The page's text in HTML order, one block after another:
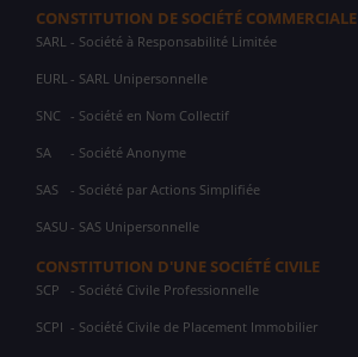
CONSTITUTION DE SOCIÉTÉ COMMERCIALE
SARL - Société à Responsabilité Limitée
EURL - SARL Unipersonnelle
SNC - Société en Nom Collectif
SA - Société Anonyme
SAS - Société par Actions Simplifiée
SASU - SAS Unipersonnelle
CONSTITUTION D'UNE SOCIÉTÉ CIVILE
SCP - Société Civile Professionnelle
SCPI - Société Civile de Placement Immobilier